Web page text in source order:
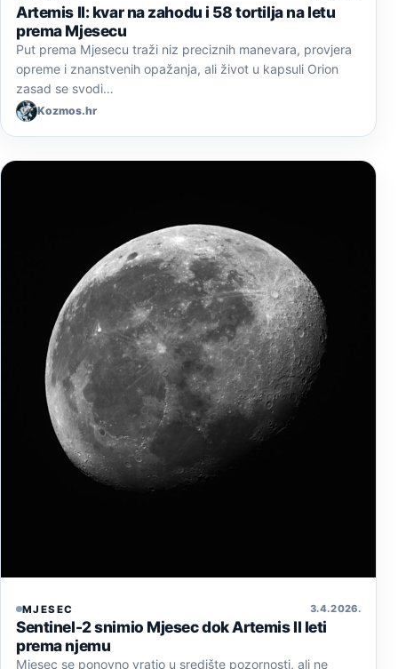
Artemis II: kvar na zahodu i 58 tortilja na letu
prema Mjesecu
Put prema Mjesecu traži niz preciznih manevara, provjera
opreme i znanstvenih opažanja, ali život u kapsuli Orion
zasad se svodi…
Kozmos.hr
MJESEC 3. 4. 2026.
Sentinel-2 snimio Mjesec dok Artemis II leti
prema njemu
Mjesec se ponovno vratio u središte pozornosti, ali ne